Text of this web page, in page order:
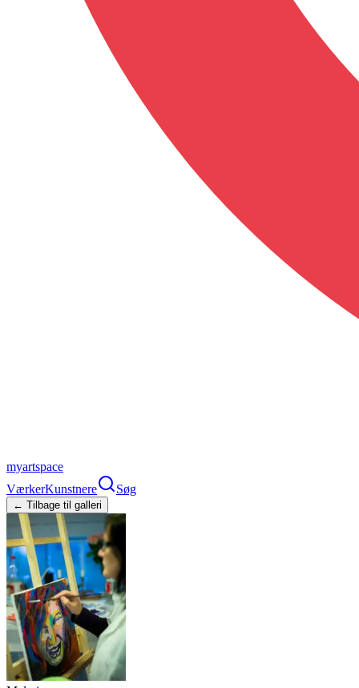
myartspace
VærkerKunstnere Søg
← Tilbage til galleri